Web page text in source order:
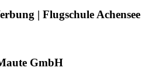
| Flugschule Achensee
GmbH